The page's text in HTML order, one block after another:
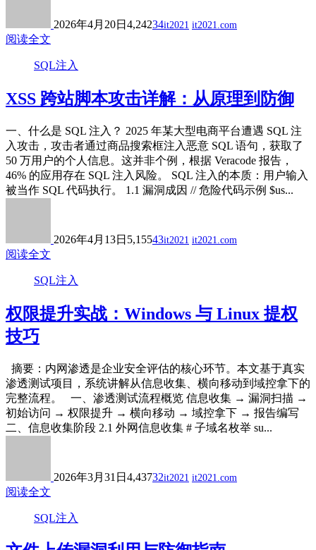
2026年4月20日 4,24234it2021 it2021.com
阅读全文
SQL注入
XSS 跨站脚本攻击详解：从原理到防御
一、什么是 SQL 注入？ 2025 年某大型电商平台遭遇 SQL 注
入攻击，攻击者通过商品搜索框注入恶意 SQL 语句，获取了
50 万用户的个人信息。这并非个例，根据 Veracode 报告，
46% 的应用存在 SQL 注入风险。 SQL 注入的本质：用户输入
被当作 SQL 代码执行。 1.1 漏洞成因 // 危险代码示例 $us...
2026年4月13日 5,15543it2021 it2021.com
阅读全文
SQL注入
权限提升实战：Windows 与 Linux 提权
技巧
摘要：内网渗透是企业安全评估的核心环节。本文基于真实
渗透测试项目，系统讲解从信息收集、横向移动到域控拿下的
完整流程。 一、渗透测试流程概览 信息收集 → 漏洞扫描 →
初始访问 → 权限提升 → 横向移动 → 域控拿下 → 报告编写
二、信息收集阶段 2.1 外网信息收集 # 子域名枚举 su...
2026年3月31日 4,43732it2021 it2021.com
阅读全文
SQL注入